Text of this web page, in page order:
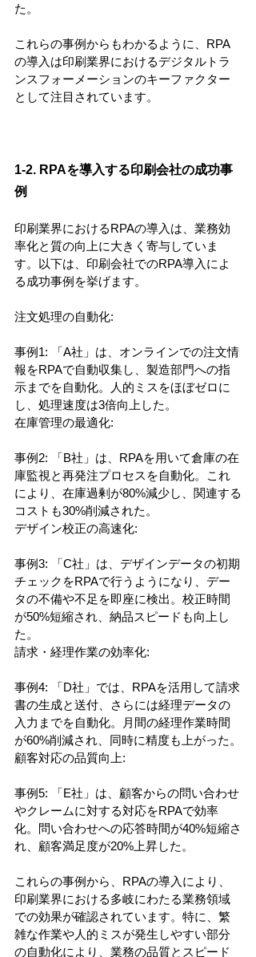
た。
これらの事例からもわかるように、RPA
の導入は印刷業界におけるデジタルトラ
ンスフォーメーションのキーファクター
として注目されています。
1-2. RPAを導入する印刷会社の成功事
例
印刷業界におけるRPAの導入は、業務効
率化と質の向上に大きく寄与していま
す。以下は、印刷会社でのRPA導入によ
る成功事例を挙げます。
注文処理の自動化:
事例1: 「A社」は、オンラインでの注文情
報をRPAで自動収集し、製造部門への指
示までを自動化。人的ミスをほぼゼロに
し、処理速度は3倍向上した。
在庫管理の最適化:
事例2: 「B社」は、RPAを用いて倉庫の在
庫監視と再発注プロセスを自動化。これ
により、在庫過剰が80%減少し、関連する
コストも30%削減された。
デザイン校正の高速化:
事例3: 「C社」は、デザインデータの初期
チェックをRPAで行うようになり、デー
タの不備や不足を即座に検出。校正時間
が50%短縮され、納品スピードも向上し
た。
請求・経理作業の効率化:
事例4: 「D社」では、RPAを活用して請求
書の生成と送付、さらには経理データの
入力までを自動化。月間の経理作業時間
が60%削減され、同時に精度も上がった。
顧客対応の品質向上:
事例5: 「E社」は、顧客からの問い合わせ
やクレームに対する対応をRPAで効率
化。問い合わせへの応答時間が40%短縮さ
れ、顧客満足度が20%上昇した。
これらの事例から、RPAの導入により、
印刷業界における多岐にわたる業務領域
での効果が確認されています。特に、繁
雑な作業や人的ミスが発生しやすい部分
の自動化により、業務の品質とスピード